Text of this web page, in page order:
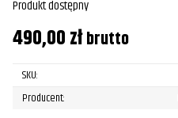
Produkt dostępny
490,00złbrutto
SKU:
Producent: